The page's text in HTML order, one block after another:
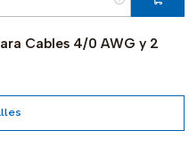
Cables 4/0 AWG y 2